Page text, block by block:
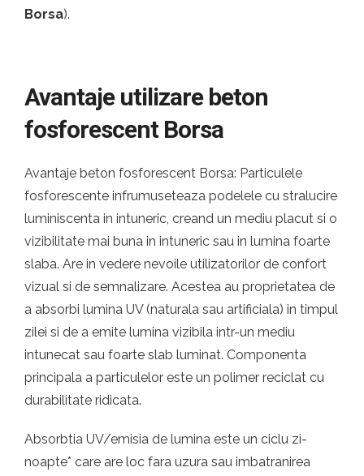
Borsa).
Avantaje utilizare beton
fosforescent Borsa
Avantaje beton fosforescent Borsa: Particulele
fosforescente infrumuseteaza podelele cu stralucire
luminiscenta in intuneric, creand un mediu placut si o
vizibilitate mai buna in intuneric sau in lumina foarte
slaba. Are in vedere nevoile utilizatorilor de confort
vizual si de semnalizare. Acestea au proprietatea de
a absorbi lumina UV (naturala sau artificiala) in timpul
zilei si de a emite lumina vizibila intr-un mediu
intunecat sau foarte slab luminat. Componenta
principala a particulelor este un polimer reciclat cu
durabilitate ridicata.
Absorbtia UV/emisia de lumina este un ciclu zi-
noapte* care are loc fara uzura sau imbatranirea